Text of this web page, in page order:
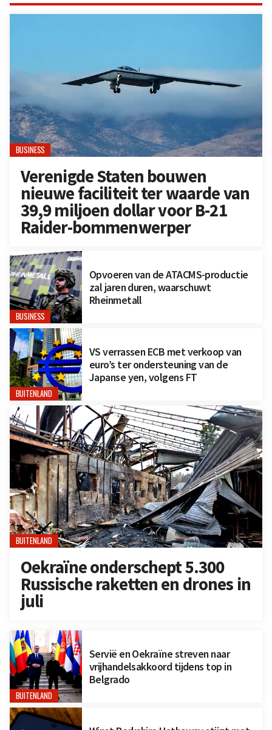
BUSINESS
Verenigde Staten bouwen
nieuwe faciliteit ter waarde van
39,9 miljoen dollar voor B-21
Raider-bommenwerper
BUSINESS
Opvoeren van de ATACMS-productie
zal jaren duren, waarschuwt
Rheinmetall
BUITENLAND
VS verrassen ECB met verkoop van
euro’s ter ondersteuning van de
Japanse yen, volgens FT
BUITENLAND
Oekraïne onderschept 5.300
Russische raketten en drones in
juli
BUITENLAND
Servië en Oekraïne streven naar
vrijhandelsakkoord tijdens top in
Belgrado